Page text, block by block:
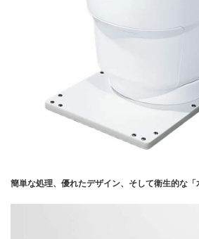
簡単な処理、優れたデザイン、そして衛生的な「